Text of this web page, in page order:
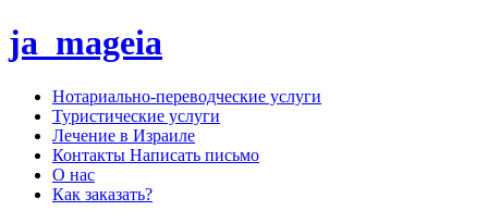
ja_mageia
Нотариально-переводческие услуги
Туристические услуги
Лечение в Израиле
Контакты Написать письмо
О нас
Как заказать?